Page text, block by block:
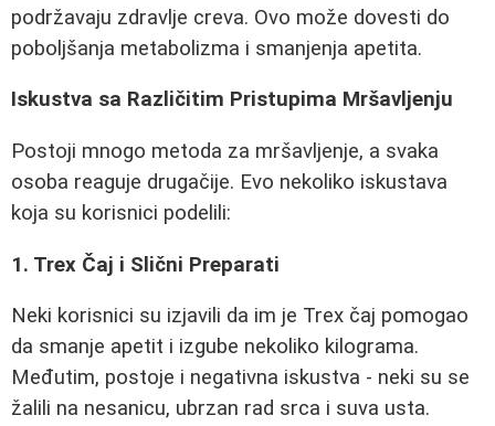
podržavaju zdravlje creva. Ovo može dovesti do
poboljšanja metabolizma i smanjenja apetita.
Iskustva sa Različitim Pristupima Mršavljenju
Postoji mnogo metoda za mršavljenje, a svaka
osoba reaguje drugačije. Evo nekoliko iskustava
koja su korisnici podelili:
1. Trex Čaj i Slični Preparati
Neki korisnici su izjavili da im je Trex čaj pomogao
da smanje apetit i izgube nekoliko kilograma.
Međutim, postoje i negativna iskustva - neki su se
žalili na nesanicu, ubrzan rad srca i suva usta.